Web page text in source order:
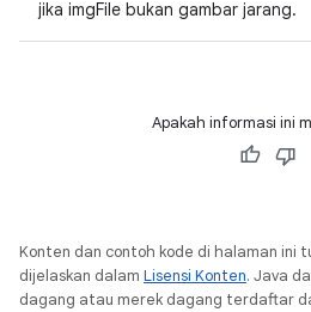
jika imgFile bukan gambar jarang.
Apakah informasi ini
Konten dan contoh kode di halaman ini
dijelaskan dalam Lisensi Konten. Java
dagang atau merek dagang terdaftar